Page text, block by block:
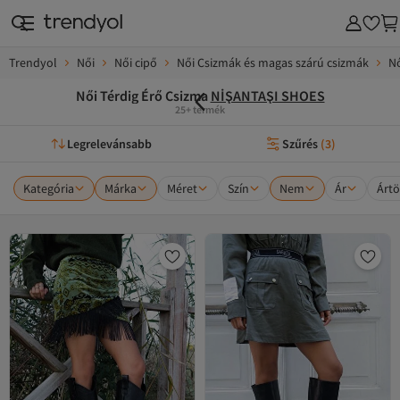
Trendyol Női Női cipő Női Csizmák és magas szárú csizmák
Női Térdig Érő Csizma NİŞANTAŞI SHOES
25+ termék
Legrelevánsabb Szűrés (3)
Kategória Márka Méret Szín Nem Ár